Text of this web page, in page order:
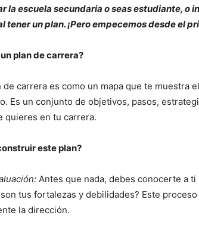
la escuela secundaria o seas estudiante, o
tener un plan. ¡Pero empecemos desde el
plan de carrera?
de carrera es como un mapa que te muestra
Es un conjunto de objetivos, pasos,
quieres en tu carrera.
este plan?
Antes que nada, debes conocerte a
tus fortalezas y debilidades? Este
la dirección.